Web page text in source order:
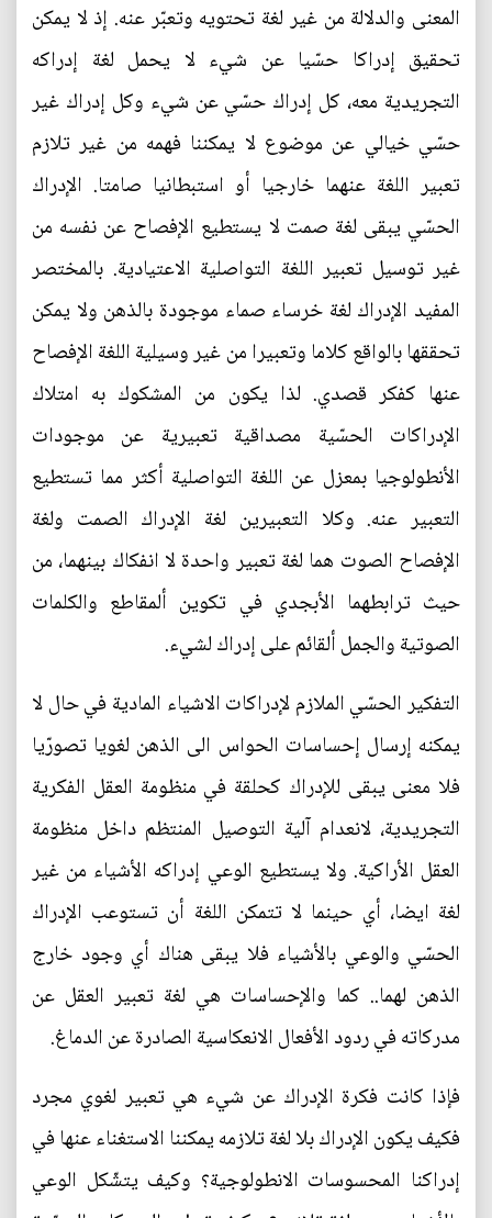
المعنى والدلالة من غير لغة تحتويه وتعبّر عنه. إذ لا يمكن
تحقيق إدراكا حسّيا عن شيء لا يحمل لغة إدراكه
التجريدية معه، كل إدراك حسّي عن شيء وكل إدراك غير
حسّي خيالي عن موضوع لا يمكننا فهمه من غير تلازم
تعبير اللغة عنهما خارجيا أو استبطانيا صامتا. الإدراك
الحسّي يبقى لغة صمت لا يستطيع الإفصاح عن نفسه من
غير توسيل تعبير اللغة التواصلية الاعتيادية. بالمختصر
المفيد الإدراك لغة خرساء صماء موجودة بالذهن ولا يمكن
تحققها بالواقع كلاما وتعبيرا من غير وسيلية اللغة الإفصاح
عنها كفكر قصدي. لذا يكون من المشكوك به امتلاك
الإدراكات الحسّية مصداقية تعبيرية عن موجودات
الأنطولوجيا بمعزل عن اللغة التواصلية أكثر مما تستطيع
التعبير عنه. وكلا التعبيرين لغة الإدراك الصمت ولغة
الإفصاح الصوت هما لغة تعبير واحدة لا انفكاك بينهما، من
حيث ترابطهما الأبجدي في تكوين ألمقاطع والكلمات
الصوتية والجمل ألقائم على إدراك لشيء.
التفكير الحسّي الملازم لإدراكات الاشياء المادية في حال لا
يمكنه إرسال إحساسات الحواس الى الذهن لغويا تصورّيا
فلا معنى يبقى للإدراك كحلقة في منظومة العقل الفكرية
التجريدية، لانعدام آلية التوصيل المنتظم داخل منظومة
العقل الأراكية. ولا يستطيع الوعي إدراكه الأشياء من غير
لغة ايضا، أي حينما لا تتمكن اللغة أن تستوعب الإدراك
الحسّي والوعي بالأشياء فلا يبقى هناك أي وجود خارج
الذهن لهما.. كما والإحساسات هي لغة تعبير العقل عن
مدركاته في ردود الأفعال الانعكاسية الصادرة عن الدماغ.
فإذا كانت فكرة الإدراك عن شيء هي تعبير لغوي مجرد
فكيف يكون الإدراك بلا لغة تلازمه يمكننا الاستغناء عنها في
إدراكنا المحسوسات الانطولوجية؟ وكيف يتشّكل الوعي